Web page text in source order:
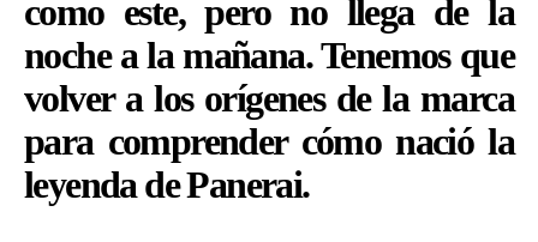
como este, pero no llega de la
noche a la mañana. Tenemos que
volver a los orígenes de la marca
para comprender cómo nació la
leyenda de Panerai.